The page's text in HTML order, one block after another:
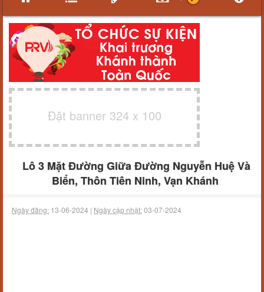
Đặt banner 324 x 100
Lô 3 Mặt Đường Giữa Đường Nguyễn Huệ Và
Biển, Thôn Tiên Ninh, Vạn Khánh
Ngày đăng: 13-06-2024 | Ngày cập nhật:03-07-2024